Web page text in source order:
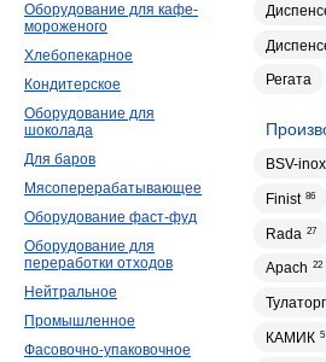
Регата
BSV-inox
Finist 86
Rada 27
Apach 22
КАМИК 5
Оборудование для кафе-
мороженого
Хлебопекарное
Кондитерское
Оборудование для
шоколада
Для баров
Мясоперерабатывающее
Оборудование фаст-фуд
Оборудование для
переработки отходов
Нейтральное
Промышленное
Фасовочно-упаковочное